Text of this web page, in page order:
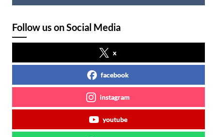
Follow us on Social Media
x
facebook
instagram
youtube